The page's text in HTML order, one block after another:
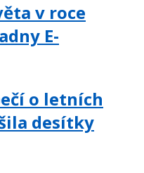
v roce
E-
o letních
desítky